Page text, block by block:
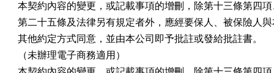
本契約內容的變更，或記載事項的增刪，除第十三條第四
第二十五條及法律另有規定者外，應經要保人、被保險人
其他約定方式同意，並由本公司即予批註或發給批註書。
（未辦理電子商務適用）